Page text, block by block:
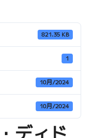
821.35 KB
1
10月/2024
10月/2024